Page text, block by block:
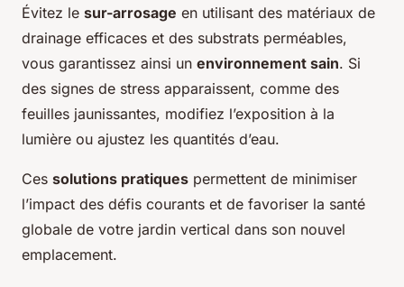
Évitez le sur-arrosage en utilisant des matériaux de
drainage efficaces et des substrats perméables,
vous garantissez ainsi un environnement sain. Si
des signes de stress apparaissent, comme des
feuilles jaunissantes, modifiez l’exposition à la
lumière ou ajustez les quantités d’eau.
Ces solutions pratiques permettent de minimiser
l’impact des défis courants et de favoriser la santé
globale de votre jardin vertical dans son nouvel
emplacement.